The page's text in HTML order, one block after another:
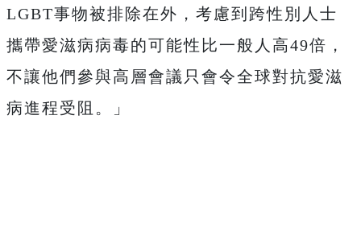
LGBT事物被排除在外，考慮到跨性別人士
攜帶愛滋病病毒的可能性比一般人高49倍，
不讓他們參與高層會議只會令全球對抗愛滋
病進程受阻。」